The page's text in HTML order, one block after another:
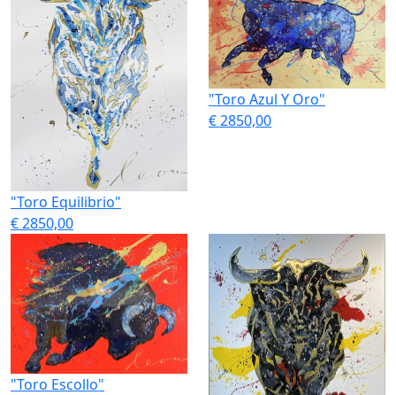
"Toro Equilibrio"
€ 2850,00
"Toro Azul Y Oro"
€ 2850,00
"Toro Escollo"